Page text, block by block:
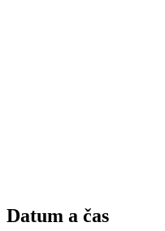
Datum a čas